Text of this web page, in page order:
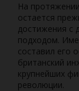
На
остается
достижения с
подходом.
составил его
британский
крупнейших
революции.